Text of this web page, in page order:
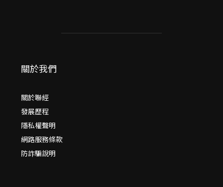
關於我們
關於聯經
發展歷程
隱私權聲明
網路服務條款
防詐騙說明